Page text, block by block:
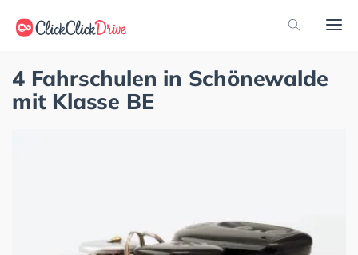
4 Fahrschulen in Schönewalde
mit Klasse BE